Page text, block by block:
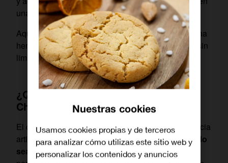
una prioridad.
Aquí es donde entra en juego el control parental, una
herramienta esencial para proteger a los menores sin
limitar su aprendizaje.
¿Qué es el control parental de
ChatGPT?
El control parental aplicado a sistemas de inteligencia
artificial busca asegurar queel contenido generado
sea apropiado para cada edad. Estas medidas
Nuestras cookies
Usamos cookies propias y de terceros
para analizar cómo utilizas este sitio web y
personalizar los contenidos y anuncios